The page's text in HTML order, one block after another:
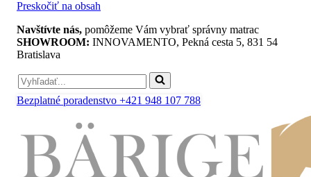
Preskočiť na obsah
Navštívte nás, pomôžeme Vám vybrať správny matrac
SHOWROOM: INNOVAMENTO, Pekná cesta 5, 831 54
Bratislava
Search
for...
Bezplatné poradenstvo +421 948 107 788